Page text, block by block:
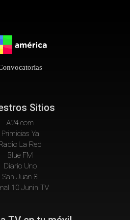
Sitios
A24.com
Primicias Ya
La Red
Blue FM
Diario Uno
San Juan 8
10 Junin TV